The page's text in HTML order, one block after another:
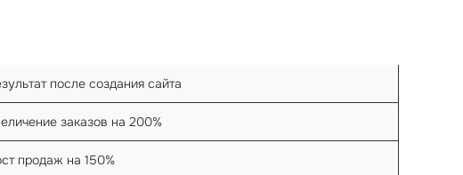
после создания сайта
заказов на 200%
продаж на 150%